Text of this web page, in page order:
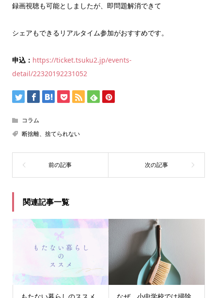
録画視聴も可能としましたが、即問題解消できて
シェアもできるリアルタイム参加がおすすめです。
申込： https://ticket.tsuku2.jp/events-
detail/22320192231052
コラム
断捨離、捨てられない
関連記事一覧
もたない暮らしのススメ
なぜ、小中学校では掃除